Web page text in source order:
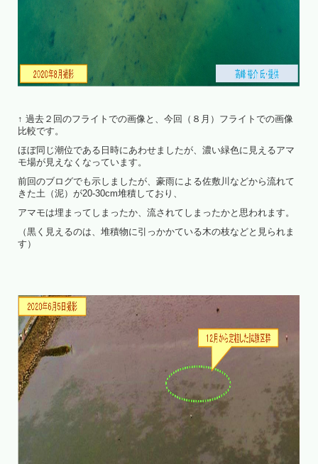
↑ 過去２回のフライトでの画像と、今回（８月）フライトでの画像
比較です。
ほぼ同じ潮位である日時にあわせましたが、濃い緑色に見えるアマ
モ場が見えなくなっています。
前回のブログでも示しましたが、豪雨による佐敷川などから流れて
きた土（泥）が20-30cm堆積しており、
アマモは埋まってしまったか、流されてしまったかと思われます。
（黒く見えるのは、堆積物に引っかかている木の枝などと見られま
す）